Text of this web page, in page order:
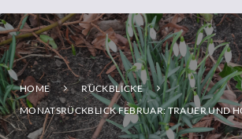
HOME
RÜCKBLICKE
MONATSRÜCKBLICK FEBRUAR: TRAUER UND